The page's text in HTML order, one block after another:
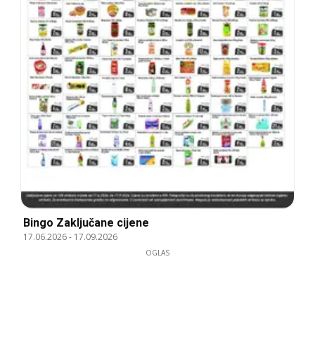
Bingo Zaključane cijene
17.06.2026- 17.09.2026
OGLAS